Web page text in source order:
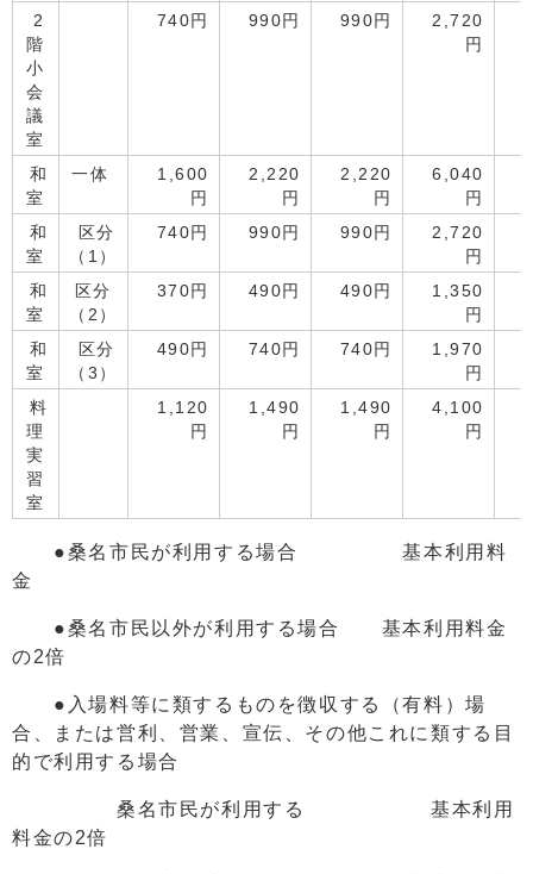
2
階
小
会
議
室
740円 990円 990円
2,720
円
和
室
一体
1,600
円
2,220
円
2,220
円
6,040
円
和
室
区分
（1）
740円 990円 990円
2,720
円
和
室
区分
（2）
370円 490円 490円
1,350
円
和
室
区分
（3）
490円 740円 740円
1,970
円
料
理
実
習
室
1,120
円
1,490
円
1,490
円
4,100
円
●桑名市民が利用する場合 基本利用料
金
●桑名市民以外が利用する場合 基本利用料金
の2倍
●入場料等に類するものを徴収する（有料）場
合、または営利、営業、宣伝、その他これに類する目
的で利用する場合
桑名市民が利用する 基本利用
料金の2倍